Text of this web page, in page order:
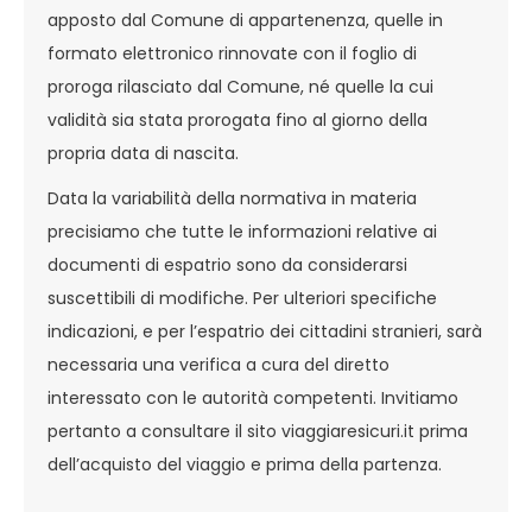
apposto dal Comune di appartenenza, quelle in
formato elettronico rinnovate con il foglio di
proroga rilasciato dal Comune, né quelle la cui
validità sia stata prorogata fino al giorno della
propria data di nascita.
Data la variabilità della normativa in materia
precisiamo che tutte le informazioni relative ai
documenti di espatrio sono da considerarsi
suscettibili di modifiche. Per ulteriori specifiche
indicazioni, e per l’espatrio dei cittadini stranieri, sarà
necessaria una verifica a cura del diretto
interessato con le autorità competenti. Invitiamo
pertanto a consultare il sito viaggiaresicuri.it prima
dell’acquisto del viaggio e prima della partenza.